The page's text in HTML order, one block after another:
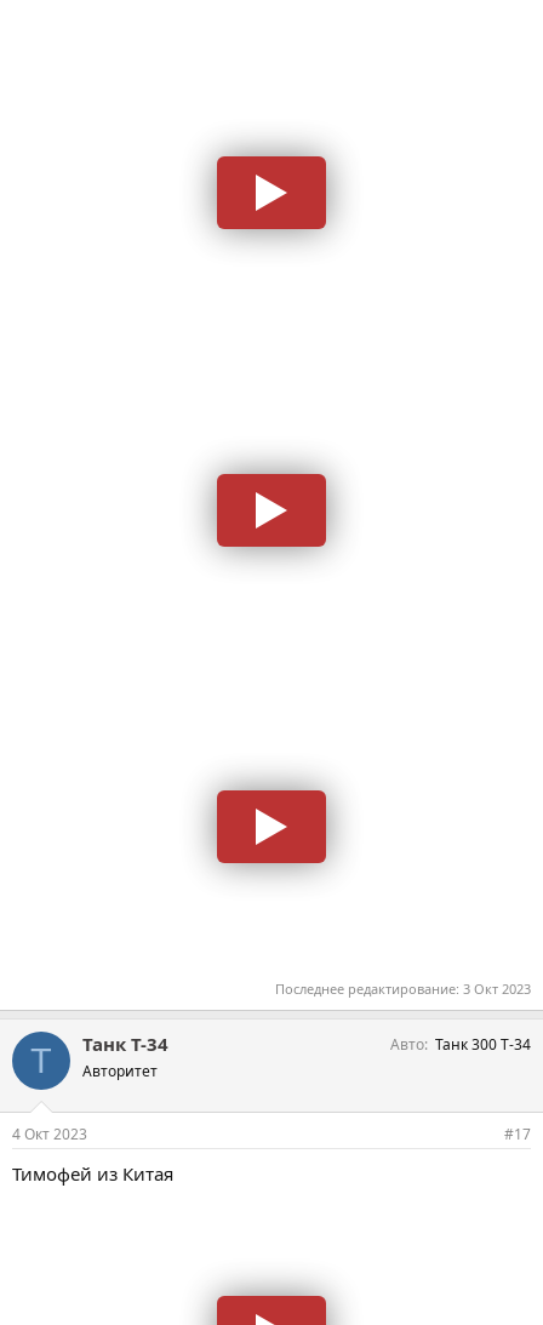
Последнее редактирование: 3 Окт 2023
Т Танк Т-34
Авторитет
Авто Танк 300 Т-34
4 Окт 2023 #17
Тимофей из Китая